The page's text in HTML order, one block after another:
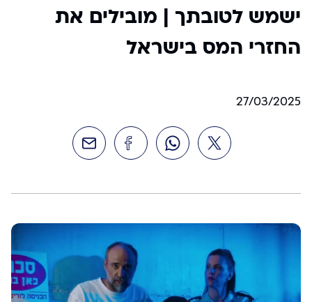
ישמש לטובתך | מובילים את
החזרי המס בישראל
27/03/2025